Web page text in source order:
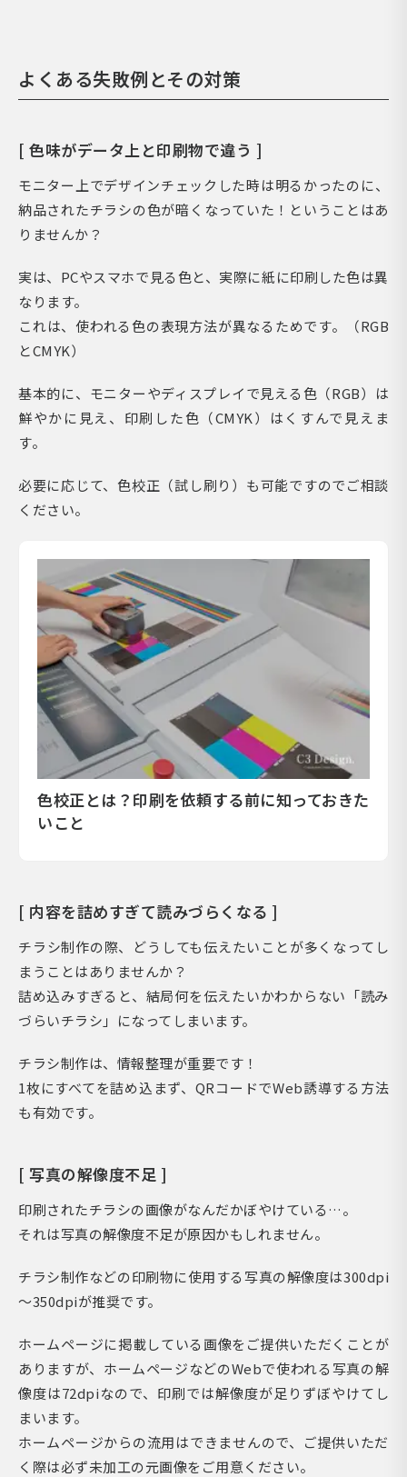
よくある失敗例とその対策
[ 色味がデータ上と印刷物で違う ]
モニター上でデザインチェックした時は明るかったのに、
納品されたチラシの色が暗くなっていた！ということはあ
りませんか？
実は、PCやスマホで見る色と、実際に紙に印刷した色は異
なります。
これは、使われる色の表現方法が異なるためです。（RGB
とCMYK）
基本的に、モニターやディスプレイで見える色（RGB）は
鮮やかに見え、印刷した色（CMYK）はくすんで見えま
す。
必要に応じて、色校正（試し刷り）も可能ですのでご相談
ください。
色校正とは？印刷を依頼する前に知っておきた
いこと
[ 内容を詰めすぎて読みづらくなる ]
チラシ制作の際、どうしても伝えたいことが多くなってし
まうことはありませんか？
詰め込みすぎると、結局何を伝えたいかわからない「読み
づらいチラシ」になってしまいます。
チラシ制作は、情報整理が重要です！
1枚にすべてを詰め込まず、QRコードでWeb誘導する方法
も有効です。
[ 写真の解像度不足 ]
印刷されたチラシの画像がなんだかぼやけている…。
それは写真の解像度不足が原因かもしれません。
チラシ制作などの印刷物に使用する写真の解像度は300dpi
～350dpiが推奨です。
ホームページに掲載している画像をご提供いただくことが
ありますが、ホームページなどのWebで使われる写真の解
像度は72dpiなので、印刷では解像度が足りずぼやけてし
まいます。
ホームページからの流用はできませんので、ご提供いただ
く際は必ず未加工の元画像をご用意ください。